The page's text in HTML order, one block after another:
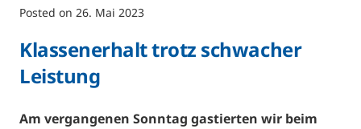
Posted on 26. Mai 2023
Klassenerhalt trotz schwacher
Leistung
Am vergangenen Sonntag gastierten wir beim